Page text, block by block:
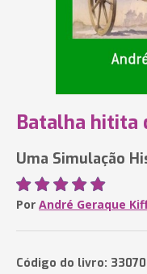
Batalha hitita
Uma Simulação
Por André Geraque
Código do livro: 33070